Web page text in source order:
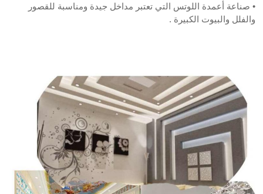
• صناعة أعمدة اللوتس التي تعتبر مداخل جيدة ومناسبة للقصور
والفلل والبيوت الكبيرة .